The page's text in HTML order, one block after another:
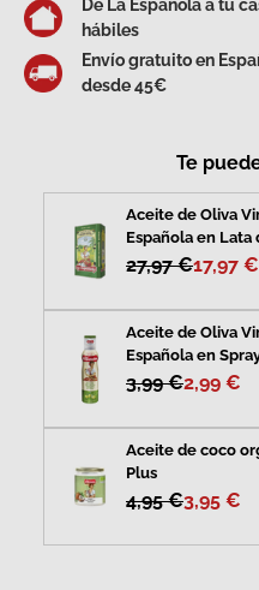
De La Española a tu
hábiles
Envío gratuito en
desde 45€
Te
Aceite de Oliva
Española en Lata
27,97 €17,97 €
Aceite de Oliva
Española en
3,99 €2,99 €
Aceite de coco
Plus
4,95 €3,95 €